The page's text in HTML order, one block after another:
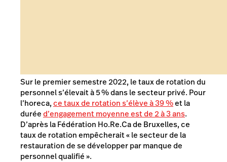
Sur le premier semestre 2022, le taux de rotation du
personnel s’élevait à 5 % dans le secteur privé. Pour
l’horeca,ce taux de rotation s’élève à 39 %et la
duréed’engagement moyenne est de 2 à 3 ans.
D’après la Fédération Ho.Re.Ca de Bruxelles, ce
taux de rotation empêcherait « le secteur de la
restauration de se développer par manque de
personnel qualifié ».